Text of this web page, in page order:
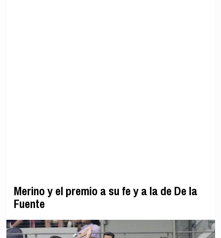
Merino y el premio a su fe y a la de De la
Fuente